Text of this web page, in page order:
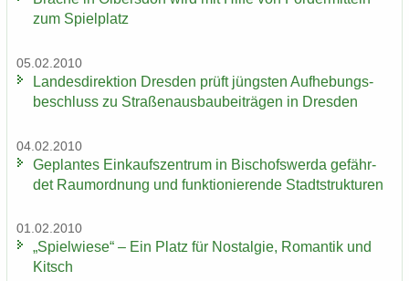
zum Spiel­platz
05.02.2010
Lan­des­di­rek­ti­on Dres­den prüft jüngs­ten Auf­he­bungs­
be­schluss zu Stra­ßen­aus­bau­bei­trä­gen in Dres­den
04.02.2010
Ge­plan­tes Ein­kaufs­zen­trum in Bi­schofs­wer­da ge­fähr­
det Raum­ord­nung und funk­tio­nie­ren­de Stadt­struk­tu­ren
01.02.2010
„Spiel­wie­se“ – Ein Platz für Nost­al­gie, Ro­man­tik und
Kitsch